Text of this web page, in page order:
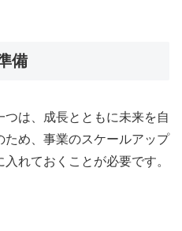
備
は、成長とともに未来を自
め、事業のスケールアップ
れておくことが必要です。